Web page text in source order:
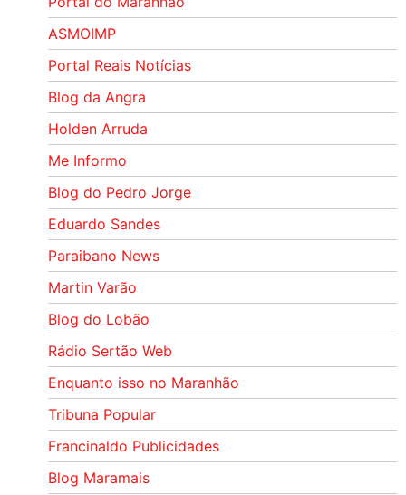
ASMOIMP
Portal Reais Notí­cias
Blog da Angra
Holden Arruda
Me Informo
Blog do Pedro Jorge
Eduardo Sandes
Paraibano News
Martin Varão
Blog do Lobão
Rádio Sertão Web
Enquanto isso no Maranhão
Tribuna Popular
Francinaldo Publicidades
Blog Maramais